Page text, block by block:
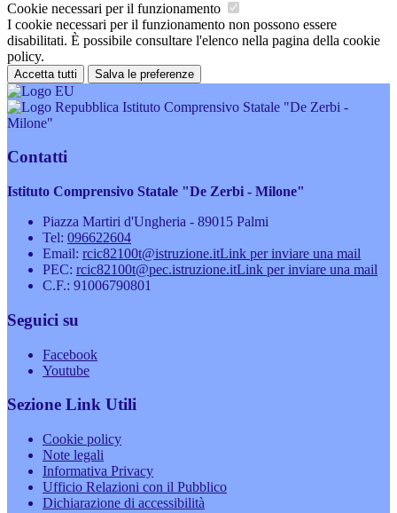
Cookie necessari per il funzionamento
I cookie necessari per il funzionamento non possono essere
disabilitati. È possibile consultare l'elenco nella pagina della cookie
policy.
Accetta tutti Salva le preferenze
Istituto Comprensivo Statale "De Zerbi -
Milone"
Contatti
Istituto Comprensivo Statale "De Zerbi - Milone"
Piazza Martiri d'Ungheria - 89015 Palmi
Tel: 096622604
Email: rcic82100t@istruzione.itLink per inviare una mail
PEC: rcic82100t@pec.istruzione.itLink per inviare una mail
C.F.: 91006790801
Seguici su
Facebook
Youtube
Sezione Link Utili
Cookie policy
Note legali
Informativa Privacy
Ufficio Relazioni con il Pubblico
Dichiarazione di accessibilità